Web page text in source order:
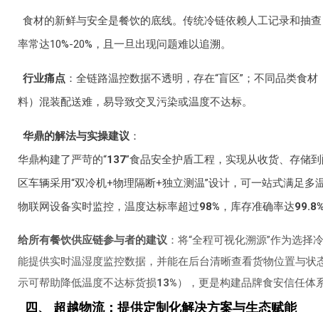
食材的新鲜与安全是餐饮的底线。传统冷链依赖人工记录和抽
率常达10%-20%，且一旦出现问题难以追溯。
行业痛点 ：全链路温控数据不透明，存在“盲区”；不同品类食
料）混装配送难，易导致交叉污染或温度不达标。
华鼎的解法与实操建议 ：
华鼎构建了严苛的“137”食品安全护盾工程，实现从收货、存储
区车辆采用“双冷机+物理隔断+独立测温”设计，可一站式满足多
物联网设备实时监控，温度达标率超过98% ，库存准确率达99.8%
给所有餐饮供应链参与者的建议 ：将“全程可视化溯源”作为选
能提供实时温湿度监控数据，并能在后台清晰查看货物位置与状
示可帮助降低温度不达标货损13%），更是构建品牌食安信任体
四、 超越物流：提供定制化解决方案与生态赋能